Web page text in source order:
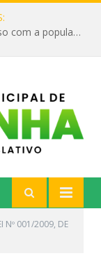
Um símbolo do mandato e do compromisso com a população
Nº 001/2009, DE